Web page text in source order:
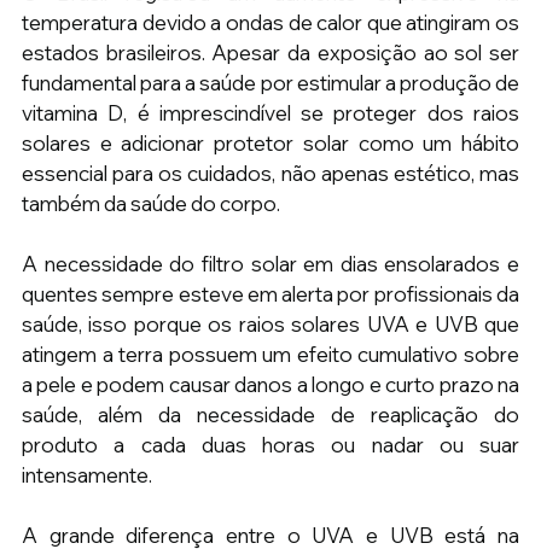
temperatura devido a ondas de calor que atingiram os
estados brasileiros. Apesar da exposição ao sol ser
fundamental para a saúde por estimular a produção de
vitamina D, é imprescindível se proteger dos raios
solares e adicionar protetor solar como um hábito
essencial para os cuidados, não apenas estético, mas
também da saúde do corpo.
A necessidade do filtro solar em dias ensolarados e
quentes sempre esteve em alerta por profissionais da
saúde, isso porque os raios solares UVA e UVB que
atingem a terra possuem um efeito cumulativo sobre
a pele e podem causar danos a longo e curto prazo na
saúde, além da necessidade de reaplicação do
produto a cada duas horas ou nadar ou suar
intensamente.
A grande diferença entre o UVA e UVB está na